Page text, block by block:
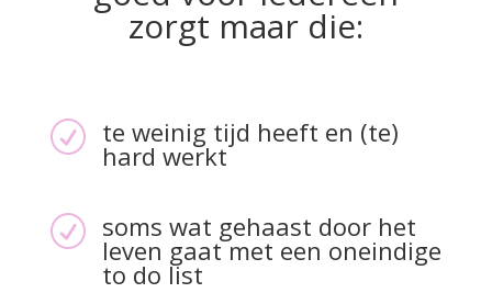
zorgt maar die:
R te weinig tijd heeft en (te)
hard werkt
R soms wat gehaast door het
leven gaat met een oneindige
to do list